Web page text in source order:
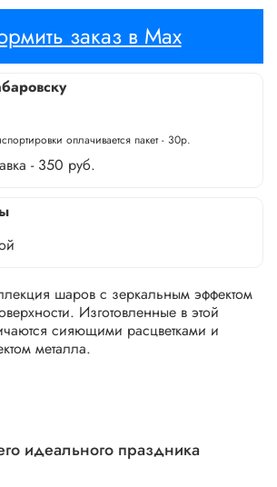
заказ в Max
оплачивается пакет - 30р.
- 350 руб.
шаров с зеркальным эффектом
Изготовленные в этой
сияющими расцветками и
металла.
идеального праздника